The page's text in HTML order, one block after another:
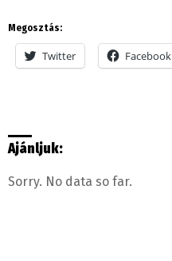
Megosztás:
Twitter Facebook
Ajánljuk:
Sorry. No data so far.